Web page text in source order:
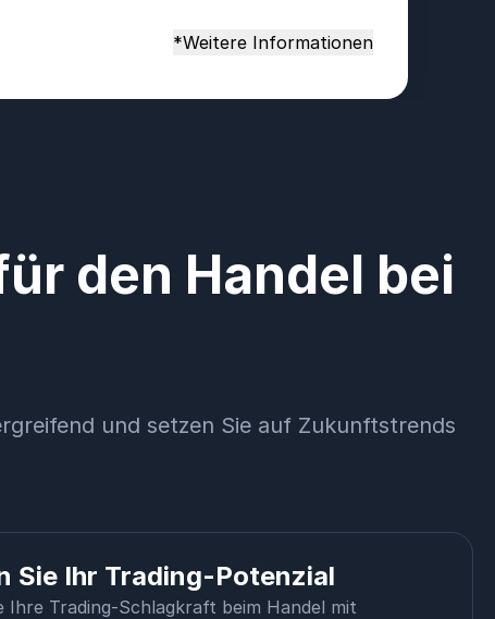
*Weitere Informationen
den Handel bei
und setzen Sie auf Zukunftstrends
Sie Ihr Trading-Potenzial
Ihre Trading-Schlagkraft beim Handel mit